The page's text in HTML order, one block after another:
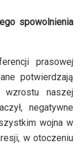
spowolnienia
prasowej
potwierdzają
wzrostu naszej
negatywne
wojna w
w otoczeniu